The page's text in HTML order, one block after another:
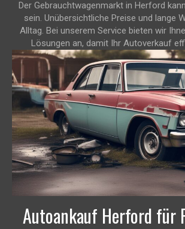
Der Gebrauchtwagenmarkt in Herford
sein. Unübersichtliche Preise und lange
Alltag. Bei unserem Service bieten wir
Lösungen an, damit Ihr Autoverkauf
Autoankauf Herford für